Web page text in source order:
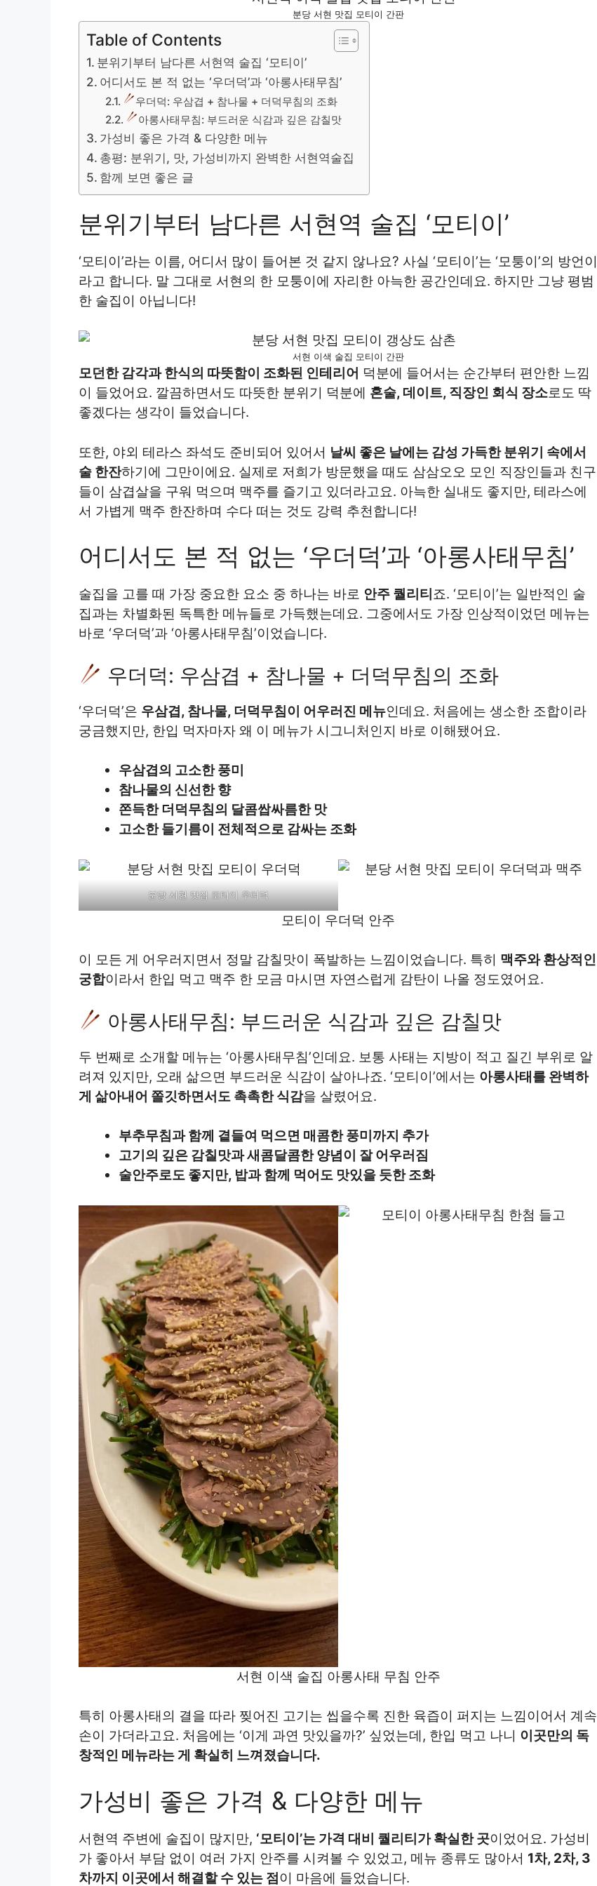
분당 서현 맛집 모티이 간판
Table of Contents
분위기부터 남다른 서현역 술집 ‘모티이’
어디서도 본 적 없는 ‘우더덕’과 ‘아롱사태무침’
우더덕: 우삼겹 + 참나물 + 더덕무침의 조화
아롱사태무침: 부드러운 식감과 깊은 감칠맛
가성비 좋은 가격 & 다양한 메뉴
총평: 분위기, 맛, 가성비까지 완벽한 서현역술집
함께 보면 좋은 글
분위기부터 남다른 서현역 술집 ‘모티이’
‘모티이’라는 이름, 어디서 많이 들어본 것 같지 않나요? 사실 ‘모티이’는 ‘모퉁이’의 방언이
라고 합니다. 말 그대로 서현의 한 모퉁이에 자리한 아늑한 공간인데요. 하지만 그냥 평범
한 술집이 아닙니다!
서현 이색 술집 모티이 간판
모던한 감각과 한식의 따뜻함이 조화된 인테리어 덕분에 들어서는 순간부터 편안한 느낌
이 들었어요. 깔끔하면서도 따뜻한 분위기 덕분에 혼술, 데이트, 직장인 회식 장소로도 딱
좋겠다는 생각이 들었습니다.
또한, 야외 테라스 좌석도 준비되어 있어서 날씨 좋은 날에는 감성 가득한 분위기 속에서
술 한잔하기에 그만이에요. 실제로 저희가 방문했을 때도 삼삼오오 모인 직장인들과 친구
들이 삼겹살을 구워 먹으며 맥주를 즐기고 있더라고요. 아늑한 실내도 좋지만, 테라스에
서 가볍게 맥주 한잔하며 수다 떠는 것도 강력 추천합니다!
어디서도 본 적 없는 ‘우더덕’과 ‘아롱사태무침’
술집을 고를 때 가장 중요한 요소 중 하나는 바로 안주 퀄리티 죠. ‘모티이’는 일반적인 술
집과는 차별화된 독특한 메뉴들로 가득했는데요. 그중에서도 가장 인상적이었던 메뉴는
바로 ‘우더덕’과 ‘아롱사태무침’이었습니다.
우더덕: 우삼겹 + 참나물 + 더덕무침의 조화
‘우더덕’은 우삼겹, 참나물, 더덕무침이 어우러진 메뉴인데요. 처음에는 생소한 조합이라
궁금했지만, 한입 먹자마자 왜 이 메뉴가 시그니처인지 바로 이해됐어요.
우삼겹의 고소한 풍미
참나물의 신선한 향
쫀득한 더덕무침의 달콤쌉싸름한 맛
고소한 들기름이 전체적으로 감싸는 조화
분당 서현 맛집 모티이 우더덕
모티이 우더덕 안주
이 모든 게 어우러지면서 정말 감칠맛이 폭발하는 느낌이었습니다. 특히 맥주와 환상적인
궁합이라서 한입 먹고 맥주 한 모금 마시면 자연스럽게 감탄이 나올 정도였어요.
아롱사태무침: 부드러운 식감과 깊은 감칠맛
두 번째로 소개할 메뉴는 ‘아롱사태무침’인데요. 보통 사태는 지방이 적고 질긴 부위로 알
려져 있지만, 오래 삶으면 부드러운 식감이 살아나죠. ‘모티이’에서는 아롱사태를 완벽하
게 삶아내어 쫄깃하면서도 촉촉한 식감을 살렸어요.
부추무침과 함께 곁들여 먹으면 매콤한 풍미까지 추가
고기의 깊은 감칠맛과 새콤달콤한 양념이 잘 어우러짐
술안주로도 좋지만, 밥과 함께 먹어도 맛있을 듯한 조화
서현 이색 술집 아롱사태 무침 안주
특히 아롱사태의 결을 따라 찢어진 고기는 씹을수록 진한 육즙이 퍼지는 느낌이어서 계속
손이 가더라고요. 처음에는 ‘이게 과연 맛있을까?’ 싶었는데, 한입 먹고 나니 이곳만의 독
창적인 메뉴라는 게 확실히 느껴졌습니다.
가성비 좋은 가격 & 다양한 메뉴
서현역 주변에 술집이 많지만, ‘모티이’는 가격 대비 퀄리티가 확실한 곳이었어요. 가성비
가 좋아서 부담 없이 여러 가지 안주를 시켜볼 수 있었고, 메뉴 종류도 많아서 1차, 2차, 3
차까지 이곳에서 해결할 수 있는 점이 마음에 들었습니다.